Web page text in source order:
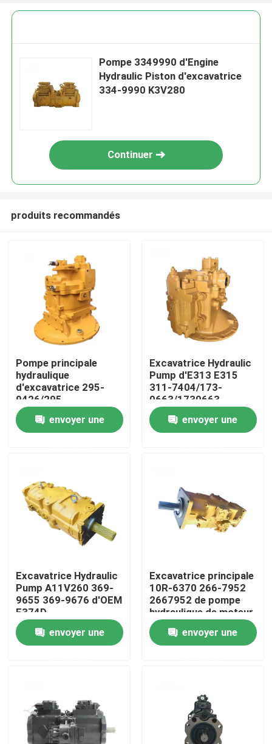
Maison
Produits
Au sujet de nous
Visite d'usine
Contrôle de qualité
Contactez-nous
Demandez une citation
Excavatrice Spare Part
Pompe 3349990 d'Engine
Hydraulic Piston d'excavatrice
334-9990 K3V280
Continuer
produits recommandés
Pompe principale
hydraulique
d'excavatrice 295-
9426/295-
9663/K5V212 E345B
E345D envoyer une
Excavatrice Hydraulic
Pump d'E313 E315
311-7404/173-
0663/1730663
envoyer une
Excavatrice Hydraulic
Pump A11V260 369-
9655 369-9676 d'OEM
E374D
envoyer une
Excavatrice principale
10R-6370 266-7952
2667952 de pompe
hydraulique de moteur
envoyer une